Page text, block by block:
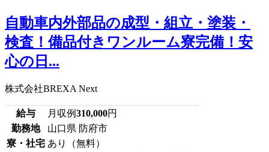
自動車内外部品の成型・組立・塗装・
検査！備品付きワンルーム寮完備！安
心の日...
株式会社BREXA Next
給与 月収例310,000円
勤務地
山口県 防府市
寮・社宅 あり（無料）